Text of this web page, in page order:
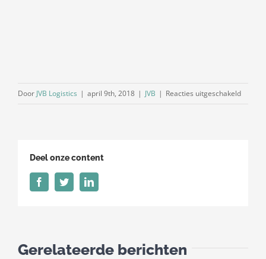
Door JVB Logistics | april 9th, 2018 | JVB | Reacties uitgeschakeldvoor
Deel onze content
FacebookTwitterLinkedIn
Gerelateerde berichten